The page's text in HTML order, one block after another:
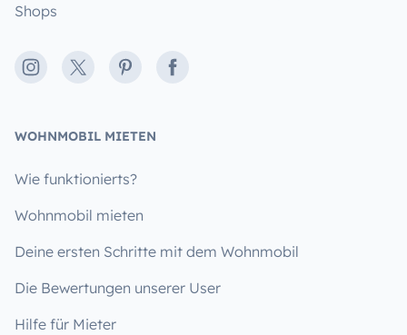
Shops
Instagram
X PinterestFacebook
WOHNMOBIL MIETEN
Wie funktionierts?
Wohnmobil mieten
Deine ersten Schritte mit dem Wohnmobil
Die Bewertungen unserer User
Hilfe für Mieter